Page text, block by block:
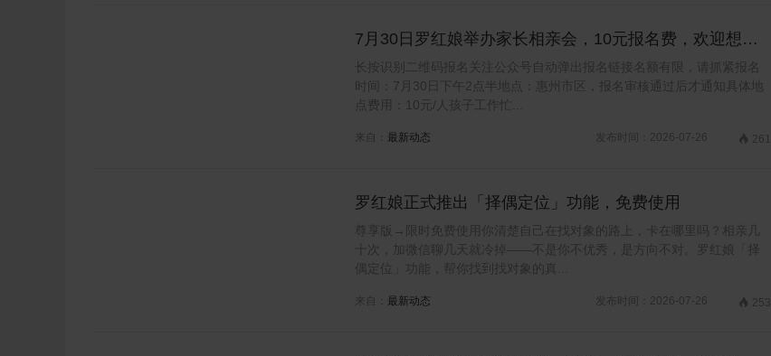
7月30日罗红娘举办家长相亲会，10元报名费，欢迎想帮
子女找对象的家长们参加~
长按识别二维码报名关注公众号自动弹出报名链接名额有限，请抓紧报名
时间：7月30日下午2点半地点：惠州市区，报名审核通过后才通知具体地
点费用：10元/人孩子工作忙...
来自： 最新动态 发布时间：2026-07-26  261
罗红娘正式推出「择偶定位」功能，免费使用
尊享版→限时免费使用你清楚自己在找对象的路上，卡在哪里吗？相亲几
十次，加微信聊几天就冷掉——不是你不优秀，是方向不对。罗红娘「择
偶定位」功能，帮你找到找对象的真...
来自： 最新动态 发布时间：2026-07-26  253